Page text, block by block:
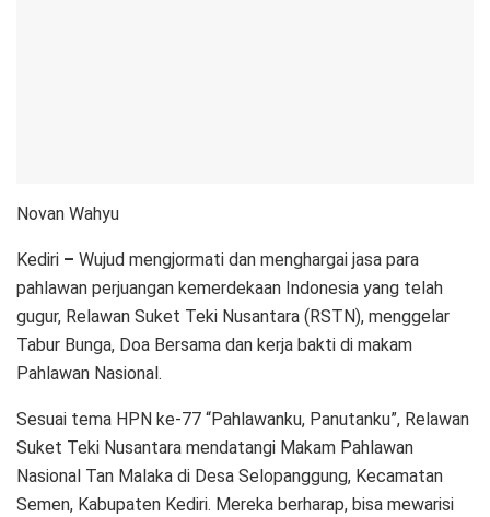
Novan Wahyu
Kediri – Wujud mengjormati dan menghargai jasa para
pahlawan perjuangan kemerdekaan Indonesia yang telah
gugur, Relawan Suket Teki Nusantara (RSTN), menggelar
Tabur Bunga, Doa Bersama dan kerja bakti di makam
Pahlawan Nasional.
Sesuai tema HPN ke-77 “Pahlawanku, Panutanku”, Relawan
Suket Teki Nusantara mendatangi Makam Pahlawan
Nasional Tan Malaka di Desa Selopanggung, Kecamatan
Semen, Kabupaten Kediri. Mereka berharap, bisa mewarisi